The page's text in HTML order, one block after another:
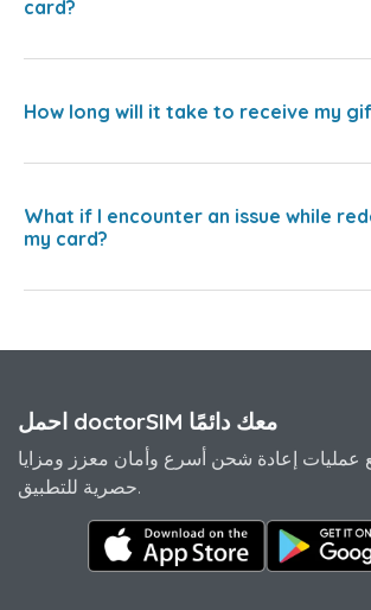
card?
How long will it take to receive my
What if I encounter an issue while
my card?
احمل doctorSIM معك دائمًا
إعادة شحن أسرع وأمان معزز ومزايا
حصرية للتطبيق.